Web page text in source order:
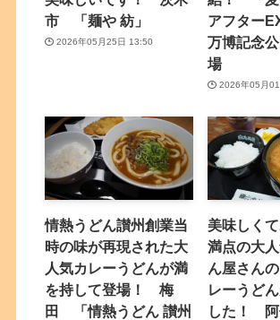
市 「麺や 紡」
2026年05月25日 13:50
アフター
万博記念
場
2026年05月
情熱うどん讃州創業当
時の味が再現された大
人気カレーうどんが満
を持して登場！ 梅
田 「情熱うどん 讃州
美味しく
満点の大
ん屋さん
レーうど
した！